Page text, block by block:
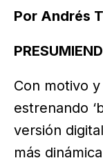
Por Andrés
Con motivo
estrenando
versión
más